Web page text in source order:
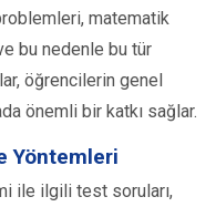
matematik
bu nedenle bu tür
öğrencilerin genel
önemli bir katkı sağlar.
Yöntemleri
ile ilgili test soruları,